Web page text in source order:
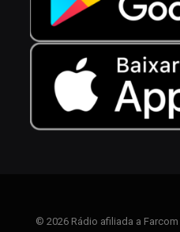
© 2026 Rádio afiliada a